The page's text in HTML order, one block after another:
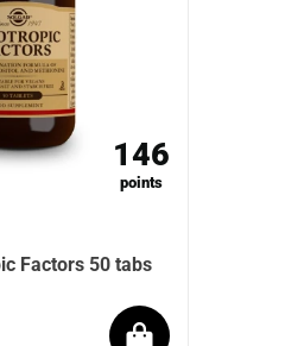
146
points
Factors 50 tabs